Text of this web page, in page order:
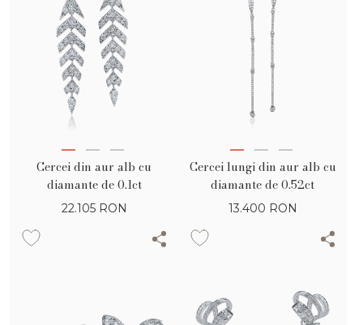
Cercei din aur alb cu
diamante de 0.1ct
22.105 RON
Cercei lungi din aur alb cu
diamante de 0.52ct
13.400 RON